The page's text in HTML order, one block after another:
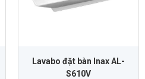
Lavabo đặt bàn Inax AL-
S610V